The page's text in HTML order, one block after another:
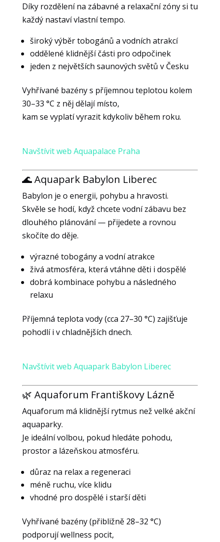
Díky rozdělení na zábavné a relaxační zóny si tu
každý nastaví vlastní tempo.
široký výběr tobogánů a vodních atrakcí
oddělené klidnější části pro odpočinek
jeden z největších saunových světů v Česku
Vyhřívané bazény s příjemnou teplotou kolem
30–33 °C z něj dělají místo,
kam se vyplatí vyrazit kdykoliv během roku.
Navštívit web Aquapalace Praha
🌊 Aquapark Babylon Liberec
Babylon je o energii, pohybu a hravosti.
Skvěle se hodí, když chcete vodní zábavu bez
dlouhého plánování — přijedete a rovnou
skočíte do děje.
výrazné tobogány a vodní atrakce
živá atmosféra, která vtáhne děti i dospělé
dobrá kombinace pohybu a následného
relaxu
Příjemná teplota vody (cca 27–30 °C) zajišťuje
pohodlí i v chladnějších dnech.
Navštívit web Aquapark Babylon Liberec
🌿 Aquaforum Františkovy Lázně
Aquaforum má klidnější rytmus než velké akční
aquaparky.
Je ideální volbou, pokud hledáte pohodu,
prostor a lázeňskou atmosféru.
důraz na relax a regeneraci
méně ruchu, více klidu
vhodné pro dospělé i starší děti
Vyhřívané bazény (přibližně 28–32 °C)
podporují wellness pocit,
mohli
a
strukturu
webových
základě
se
používají.
Uživatelská
zkušenost
Aby naše
stránky
návštěvě co
nejlépe.
Pokud tyto
některé
funkce z
webu zmizí.
Marketing
zájmů a chování
při návštěvě našich
stránek zvyšujete
personalizovaného
obsahu a nabídek.